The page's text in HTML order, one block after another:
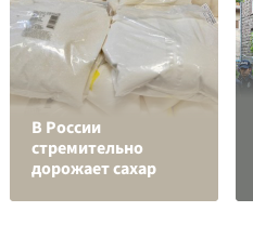
В России
стремительно
дорожает сахар